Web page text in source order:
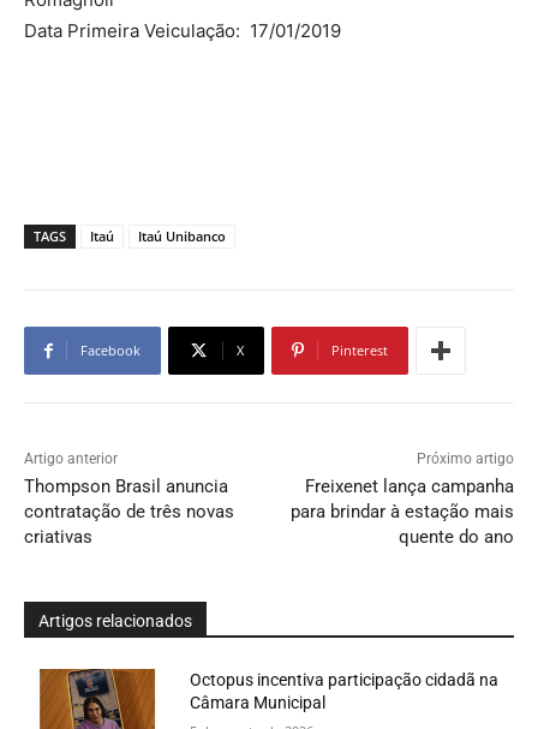
Data Primeira Veiculação: 17/01/2019
TAGS Itaú Itaú Unibanco
Facebook X Pinterest
Artigo anterior
Thompson Brasil anuncia
contratação de três novas
criativas
Próximo artigo
Freixenet lança campanha
para brindar à estação mais
quente do ano
Artigos relacionados
Octopus incentiva participação cidadã na
Câmara Municipal